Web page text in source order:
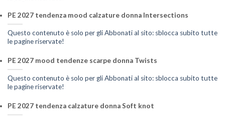
PE 2027 tendenza mood calzature donna Intersections
Questo contenuto è solo per gli Abbonati al sito: sblocca subito tutte
le pagine riservate!
PE 2027 mood tendenze scarpe donna Twists
Questo contenuto è solo per gli Abbonati al sito: sblocca subito tutte
le pagine riservate!
PE 2027 tendenza calzature donna Soft knot